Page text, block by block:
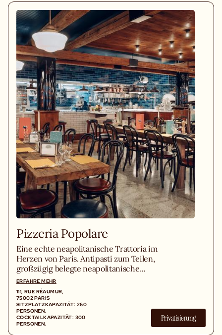
Pizzeria Popolare
Eine echte neapolitanische Trattoria im
Herzen von Paris. Antipasti zum Teilen,
großzügig belegte neapolitanische
Pizzen, Spritz-Runden am laufenden
Band und nur eine einzige Obsession:
außergewöhnliche italienische
Produkte. Denn Qualität war für uns
noch nie verhandelbar.
ERFAHRE MEHR
111, RUE RÉAUMUR,
75002 PARIS
SITZPLATZKAPAZITÄT: 260
PERSONEN.
COCKTAILKAPAZITÄT: 300
PERSONEN.
Privatisierung